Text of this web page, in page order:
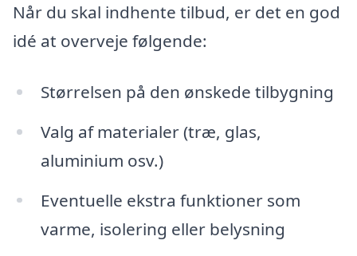
Når du skal indhente tilbud, er det en god
idé at overveje følgende:
Størrelsen på den ønskede tilbygning
Valg af materialer (træ, glas,
aluminium osv.)
Eventuelle ekstra funktioner som
varme, isolering eller belysning